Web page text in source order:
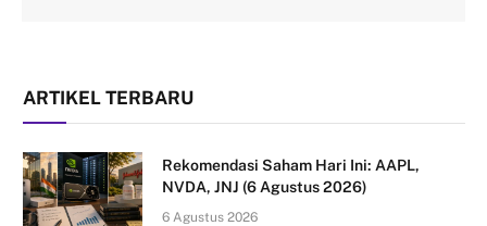
ARTIKEL TERBARU
Rekomendasi Saham Hari Ini: AAPL,
NVDA, JNJ (6 Agustus 2026)
6 Agustus 2026